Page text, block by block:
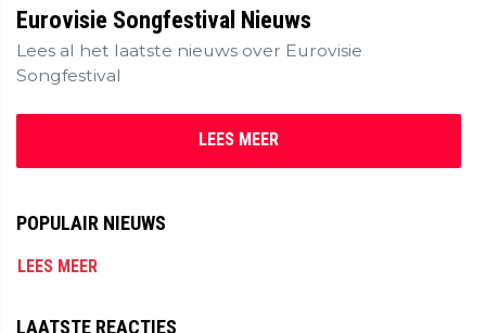
Eurovisie Songfestival Nieuws
Lees al het laatste nieuws over Eurovisie
Songfestival
LEES MEER
POPULAIR NIEUWS
LEES MEER
LAATSTE REACTIES